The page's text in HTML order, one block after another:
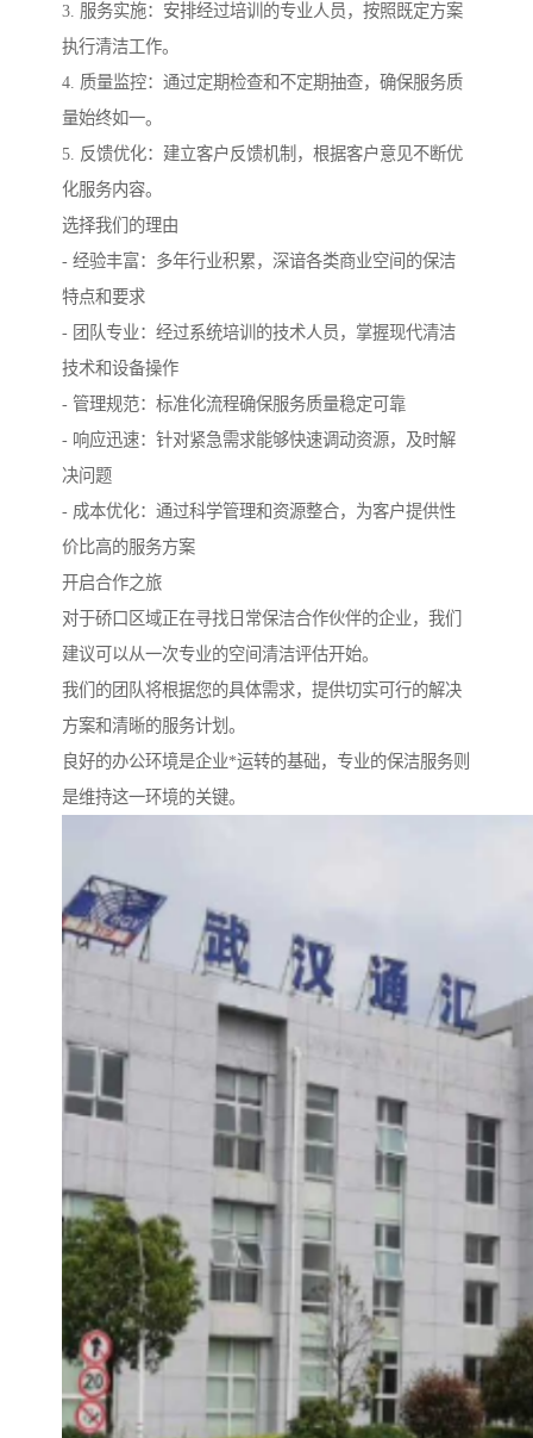
3. 服务实施：安排经过培训的专业人员，按照既定方案
执行清洁工作。
4. 质量监控：通过定期检查和不定期抽查，确保服务质
量始终如一。
5. 反馈优化：建立客户反馈机制，根据客户意见不断优
化服务内容。
选择我们的理由
- 经验丰富：多年行业积累，深谙各类商业空间的保洁
特点和要求
- 团队专业：经过系统培训的技术人员，掌握现代清洁
技术和设备操作
- 管理规范：标准化流程确保服务质量稳定可靠
- 响应迅速：针对紧急需求能够快速调动资源，及时解
决问题
- 成本优化：通过科学管理和资源整合，为客户提供性
价比高的服务方案
开启合作之旅
对于硚口区域正在寻找日常保洁合作伙伴的企业，我们
建议可以从一次专业的空间清洁评估开始。
我们的团队将根据您的具体需求，提供切实可行的解决
方案和清晰的服务计划。
良好的办公环境是企业*运转的基础，专业的保洁服务则
是维持这一环境的关键。